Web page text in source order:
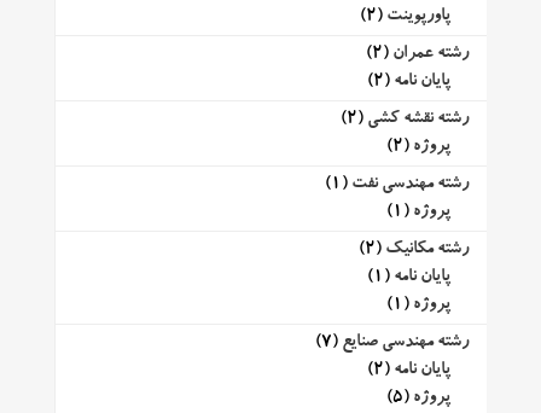
پاورپوینت (2)
رشته عمران (2)
پایان نامه (2)
رشته نقشه کشی (2)
پروژه (2)
رشته مهندسی نفت (1)
پروژه (1)
رشته مکانیک (2)
پایان نامه (1)
پروژه (1)
رشته مهندسی صنایع (7)
پایان نامه (2)
پروژه (5)